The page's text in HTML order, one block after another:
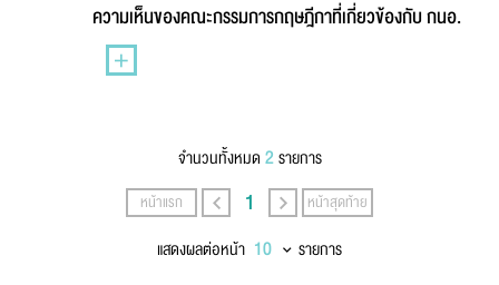
ความเห็นของคณะกรรมการกฤษฎีกาที่เกี่ยวข้องกับ กนอ.
จำนวนทั้งหมด 2รายการ
หน้าแรก 1 หน้าสุดท้าย
แสดงผลต่อหน้า รายการ
เบอร์โทรศัพท์